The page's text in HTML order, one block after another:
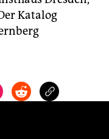
Katalog